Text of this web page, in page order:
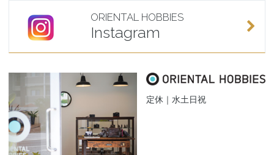
ORIENTAL HOBBIES
Instagram
定休｜水土日祝